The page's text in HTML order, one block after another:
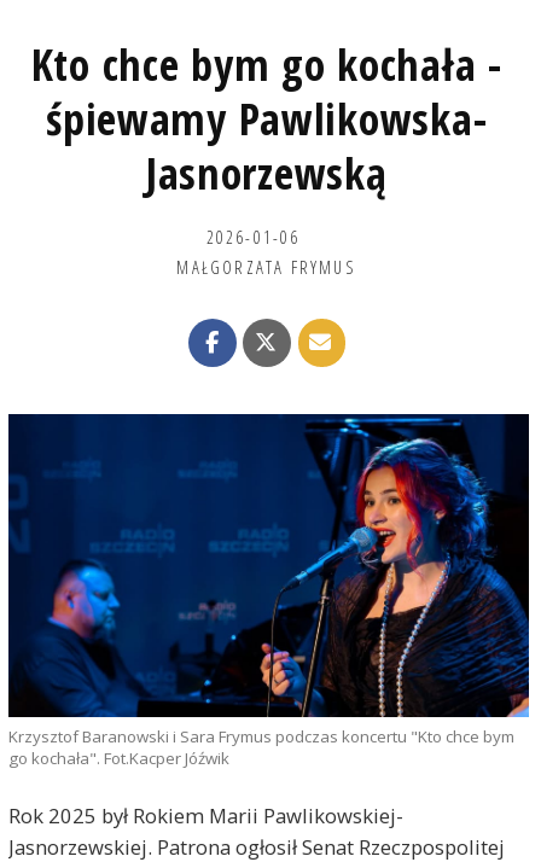
Kto chce bym go kochała -
śpiewamy Pawlikowska-
Jasnorzewską
2026-01-06
MAŁGORZATA FRYMUS
Krzysztof Baranowski i Sara Frymus podczas koncertu "Kto chce bym
go kochała". Fot.Kacper Jóźwik
Rok 2025 był Rokiem Marii Pawlikowskiej-
Jasnorzewskiej. Patrona ogłosił Senat Rzeczpospolitej